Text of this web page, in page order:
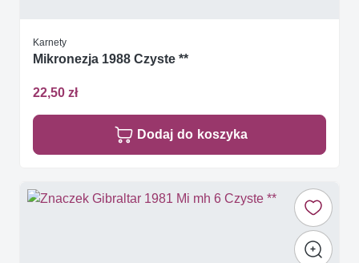
Karnety
Mikronezja 1988 Czyste **
22,50 zł
Dodaj do koszyka